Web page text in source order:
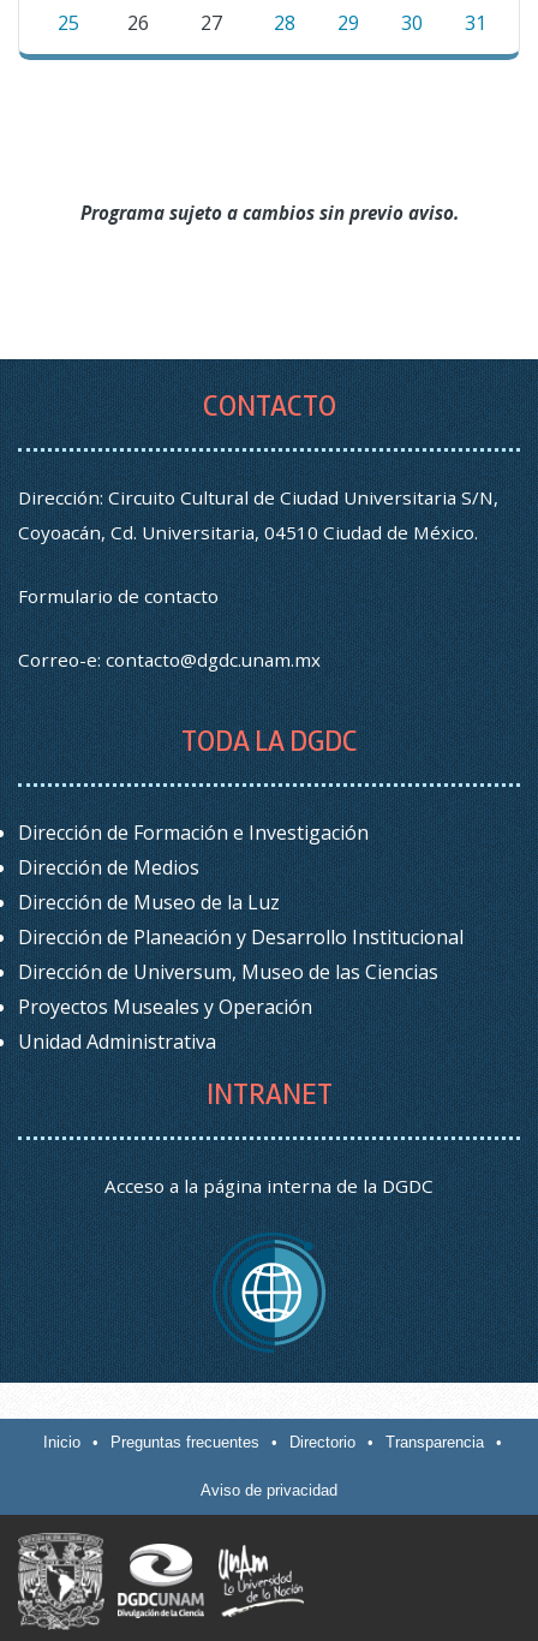
25
26 27 28 29 30 31
Programa sujeto a cambios sin previo aviso.
CONTACTO
Dirección: Circuito Cultural de Ciudad Universitaria S/N,
Coyoacán, Cd. Universitaria, 04510 Ciudad de México.
Formulario de contacto
Correo-e:contacto@dgdc.unam.mx
TODA LA DGDC
Dirección de Formación e Investigación
Dirección de Medios
Dirección de Museo de la Luz
Dirección de Planeación y Desarrollo Institucional
Dirección de Universum, Museo de las Ciencias
Proyectos Museales y Operación
Unidad Administrativa
INTRANET
Acceso a la página interna de la DGDC
Inicio • Preguntas frecuentes • Directorio • Transparencia •
Aviso de privacidad